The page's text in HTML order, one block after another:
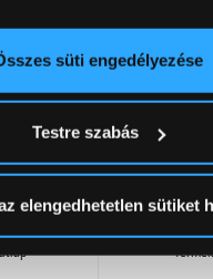
pár méteres
beazonosítása
meg preferenciáit a
módosíthatja vagy
való hozzájárulását.
süti engedélyezése
Testre szabás
elengedhetetlen sütiket